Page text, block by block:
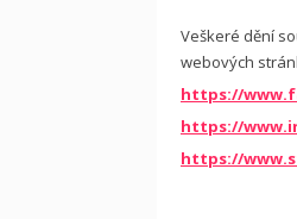
Veškeré dění
webových
https://
https://
https://